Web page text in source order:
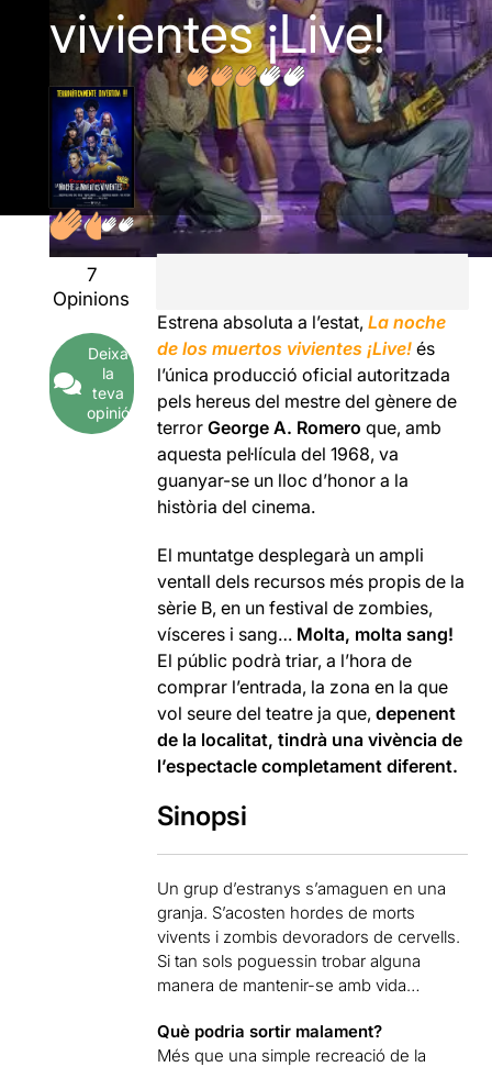
vivientes ¡Live!
7
Opinions
Deixa
la
teva
opinió
Estrena absoluta a l’estat,La noche
de los muertos vivientes ¡Live! és
l’única producció oficial autoritzada
pels hereus del mestre del gènere de
terrorGeorge A. Romero que, amb
aquesta pel·lícula del 1968, va
guanyar-se un lloc d’honor a la
història del cinema.
El muntatge desplegarà un ampli
ventall dels recursos més propis de la
sèrie B, en un festival de zombies,
vísceres i sang… Molta, molta sang!
El públic podrà triar, a l’hora de
comprar l’entrada, la zona en la que
vol seure del teatre ja que,depenent
de la localitat, tindrà una vivència de
l’espectacle completament diferent.
Sinopsi
Un grup d’estranys s’amaguen en una
granja. S’acosten hordes de morts
vivents i zombis devoradors de cervells.
Si tan sols poguessin trobar alguna
manera de mantenir-se amb vida…
Què podria sortir malament?
Més que una simple recreació de la